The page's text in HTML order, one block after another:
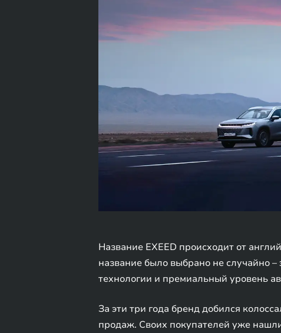
Название EXEED происходит от
название было выбрано не случайно
технологии и премиальный уровень
За эти три года бренд добился
продаж. Своих покупателей уже